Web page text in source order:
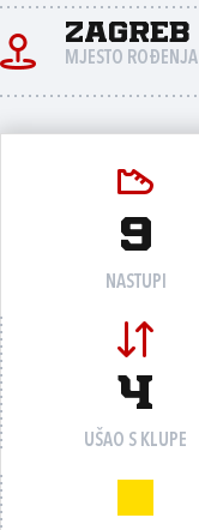
Zagreb
MJESTO ROĐENJA
9
NASTUPI
4
UŠAO S KLUPE